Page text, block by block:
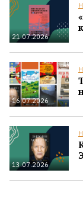
21.07.2026
16.07.2026
13.07.2026